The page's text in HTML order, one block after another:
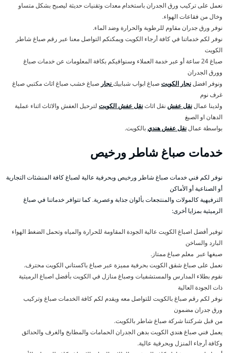
نعمل على تركيب ورق الجدران باستخدام معدات وتقنيات حديثة ليصبح بشكل متساو
وخال من فقاعات الهواء.
نوفر ورق جدران مقاوم للرطوبة والحرارة وضد الماء.
نوفر لكم خدماتنا في كافة أرجاء الكويت ويمكنكم التواصل معنا عبر رقم صباغ شاطر
الكويت
صباغ 24 ساعة أو عبر خدمة العملاء وسنوافيكم بكافة المعلومات عن خدمات صباغ
وورق الجدران
ونوفر افضلنجار الكويتصباغ ابواب شبابيكنجار صباغ خشب صباغ اثاث مكتبي صباغ
غرف نوم
ولدينا عمالنقل عفشنقل اثاثنقل عفش الكويت لترحيل العفش والاثاث اثناء عملية
الدهان او الصبغ
بواسطة عمالنقل عفش هنديبالكويت.
خدمات صباغ شاطر ورخيص
نوفر لكم فني خدمات صباغ شاطر ورخيص وبحرفية عالية لصباغ كافة المنشئات التجارية
أو الصناعية أو الأماكن
الترفيهية كالمولات والمنتجعات بألوان جذابة وعصرية. كما تتوافر خدماتنا في صباغ
الرميثية بمزايا أخرى:
توفير أفضل اصباغ الكويت عالية الجودة المقاومة للحرارة والمياه وتحمل الضغط الهواء
البارد والساخن
صبغها عبر معلم صباغ ممتاز.
نعمل على صباغ شقق الكويت بحرفية مميزة عبر صباغ باكستاني الكويت محترف.
نقوم بطلاء المدارس والمستشفيات وصباغ منازل في الكويت بأفضل اصباغ الرميثية
ذات الجودة العالية
نوفر لكم رقم صباغ بالكويت للتواصل معه ويقدم لكم كافة الخدمات صباغ وتركيب
ورق جدران مضمون
من قبل شركتنا شركة صباغ شاطر بالكويت.
يعمل فني صباغ هندي الكويت بدهن الجدران الحمامات والمطابخ والغرف والحدائق
وكافة أرجاء المنزل وبحرفية عالية.